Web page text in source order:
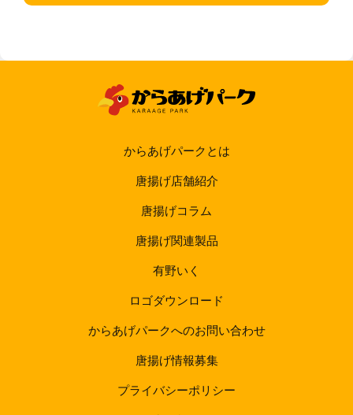
からあげパークとは
唐揚げ店舗紹介
唐揚げコラム
唐揚げ関連製品
有野いく
ロゴダウンロード
からあげパークへのお問い合わせ
唐揚げ情報募集
プライバシーポリシー